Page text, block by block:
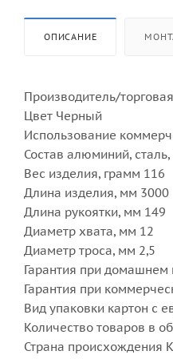
ОПИСАНИЕ
Производитель/
Цвет Черный
Использование
Состав алюминий,
Вес изделия, грамм 116
Длина изделия, мм 3000
Длина рукоятки, мм 149
Диаметр хвата, мм 12
Диаметр троса, мм 2,5
Гарантия при домашнем
Гарантия при
Вид упаковки картон с
Количество товаров в
Страна происхождения